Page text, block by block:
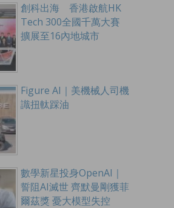
創科出海 香港啟航HK
Tech 300全國千萬大賽
擴展至16內地城市
Figure AI｜美機械人司機
識扭軚踩油
數學新星投身OpenAI｜
誓阻AI滅世 齊默曼剛獲菲
爾茲獎 憂大模型失控